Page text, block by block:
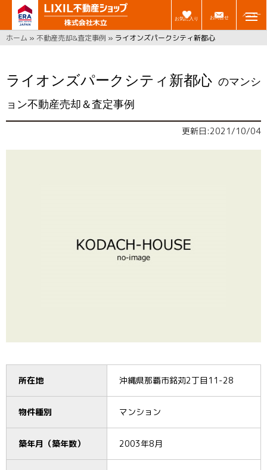
お気に入り お問合せ
メニュー
ホーム » 不動産売却&査定事例 » ライオンズパークシティ新都心
ライオンズパークシティ新都心 のマンシ
ョン不動産売却＆査定事例
更新日:2021/10/04
所在地 沖縄県那覇市銘苅2丁目11-28
物件種別 マンション
築年月（築年数） 2003年8月